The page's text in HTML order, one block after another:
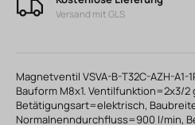
Versand mit GLS
Magnetventil VSVA-B-T32C-AZH-
Bauform M8x1. Ventilfunktion=2x3/
Betätigungsart=elektrisch,
Normalnenndurchfluss=900 l/min,